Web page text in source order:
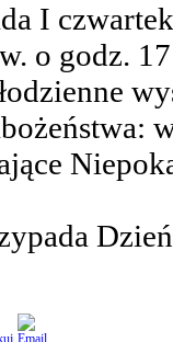
I
o godz.